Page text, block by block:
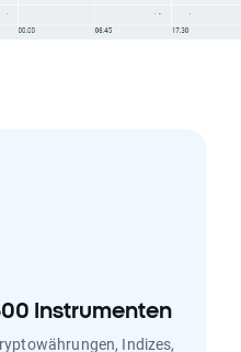
Instrumenten
Indizes,